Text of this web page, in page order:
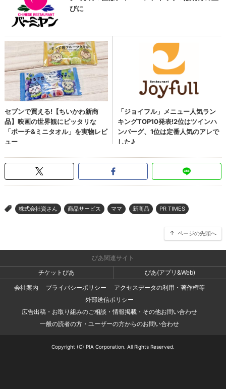
> 株式会社資さん 商品サービス ママ 新商品 PR TIMES
ページの先頭へ
ぴあ関連サイト
チケットぴあ
ぴあ(アプリ&Web)
会社案内
プライバシーポリシー
アクセスデータの利用・著作権等
外部送信ポリシー
広告出稿・お取り組みのご相談・情報掲載・その他お問い合わせ
一般の読者の方・ユーザーの方からのお問い合わせ
Copyright (C) PIA Corporation. All Rights Reserved.